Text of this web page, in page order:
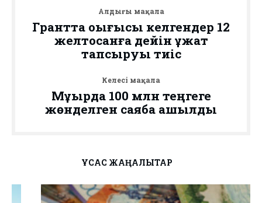
Алдыңғы мақала
Грантта оқығысы келгендер 12
желтоқсанға дейін құжат
тапсыруы тиіс
Келесі мақала
Мұқырда 100 млн теңгеге
жөнделген саябақ ашылды
ҰҚСАС ЖАҢАЛЫҚТАР